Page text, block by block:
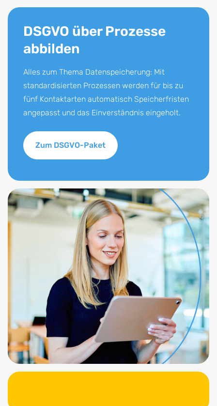
DSGVO über Prozesse
abbilden
Alles zum Thema Datenspeicherung: Mit
standardisierten Prozessen werden für bis zu
fünf Kontaktarten automatisch Speicherfristen
angepasst und das Einverständnis eingeholt.
Zum DSGVO-Paket